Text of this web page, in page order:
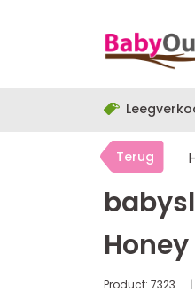
Terug
Product: 7323